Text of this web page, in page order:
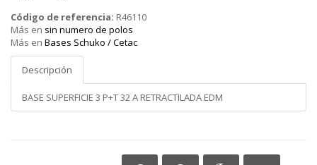
Código de referencia: R46110
Más en sin numero de polos
Más en Bases Schuko / Cetac
Descripción
BASE SUPERFICIE 3 P+T 32 A RETRACTILADA EDM